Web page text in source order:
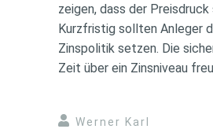
zeigen, dass der
Kurzfristig sollten Anleger
Zinspolitik setzen. Die
Zeit über ein Zinsniveau
Werner Karl